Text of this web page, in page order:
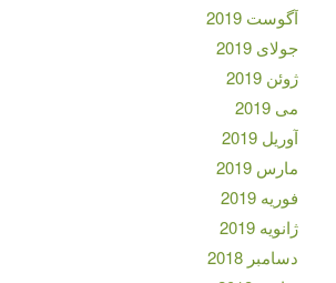
آگوست 2019
جولای 2019
ژوئن 2019
می 2019
آوریل 2019
مارس 2019
فوریه 2019
ژانویه 2019
دسامبر 2018